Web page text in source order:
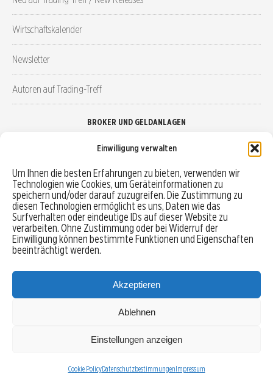
Einwilligung verwalten
Um Ihnen die besten Erfahrungen zu bieten, verwenden wir
Technologien wie Cookies, um Geräteinformationen zu
speichern und/oder darauf zuzugreifen. Die Zustimmung zu
diesen Technologien ermöglicht es uns, Daten wie das
Surfverhalten oder eindeutige IDs auf dieser Website zu
verarbeiten. Ohne Zustimmung oder bei Widerruf der
Einwilligung können bestimmte Funktionen und Eigenschaften
beeinträchtigt werden.
Akzeptieren
Ablehnen
Einstellungen anzeigen
Cookie PolicyDatenschutzbestimmungenImpressum
Wirtschaftskalender
Newsletter
Autoren auf Trading-Treff
BROKER UND GELDANLAGEN
Robo-Advisor vergleichen
Depotvergleich
Festgeld vergleichen
Tagesgeld vergleichen